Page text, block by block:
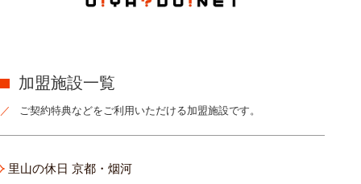
加盟施設一覧
ご契約特典などをご利用いただける加盟施設です。
里山の休日 京都・烟河